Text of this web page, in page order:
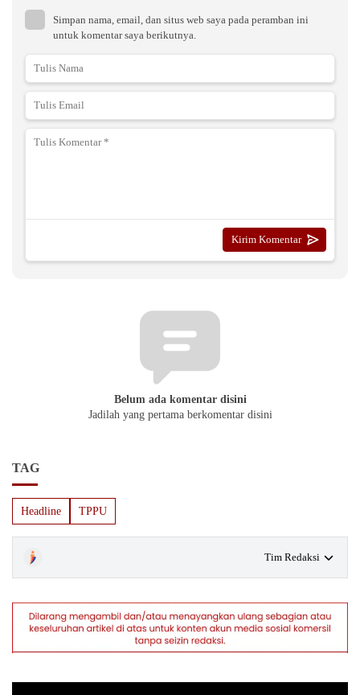
Simpan nama, email, dan situs web saya pada peramban ini
untuk komentar saya berikutnya.
Belum ada komentar disini
Jadilah yang pertama berkomentar disini
TAG
Headline TPPU
Tim Redaksi